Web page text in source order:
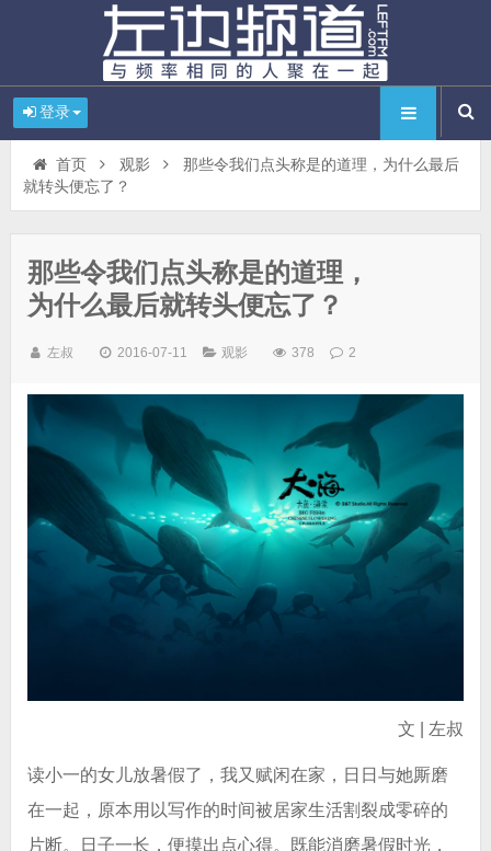
登录
首页 观影
那些令我们点头称是的道理，为什么最后
就转头便忘了？
那些令我们点头称是的道理，
为什么最后就转头便忘了？
左叔 2016-07-11 观影 378 2
文 | 左叔
读小一的女儿放暑假了，我又赋闲在家，日日与她厮磨
在一起，原本用以写作的时间被居家生活割裂成零碎的
片断。日子一长，便摸出点心得。既能消磨暑假时光，